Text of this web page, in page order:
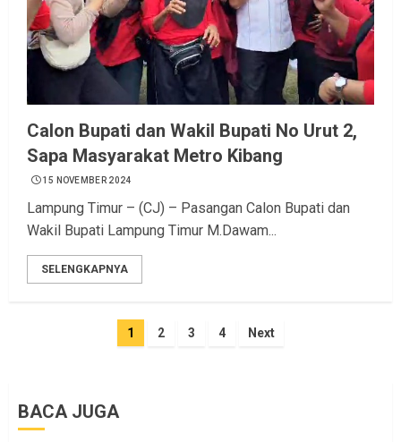
Calon Bupati dan Wakil Bupati No Urut 2,
Sapa Masyarakat Metro Kibang
15 NOVEMBER 2024
Lampung Timur – (CJ) – Pasangan Calon Bupati dan
Wakil Bupati Lampung Timur M.Dawam...
SELENGKAPNYA
1 2 3 4 Next
BACA JUGA